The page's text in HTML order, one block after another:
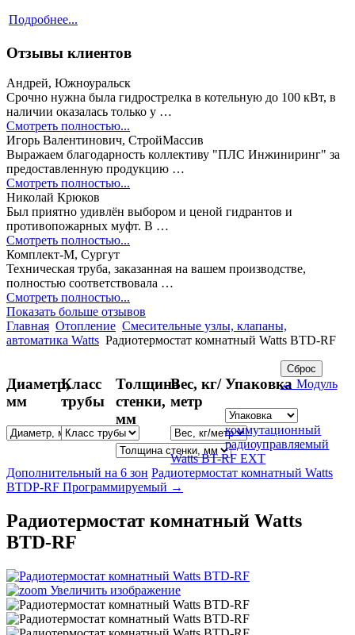
Подробнее...
Отзывы клиентов
Андрей, Южноуральск
Срочно нужна была гидрострелка в котельную до 100 кВт, в
наличии оказалась только у …
Смотреть полностью...
Игорь Валентинович, СтройМассив
Выражаем благодарность коллективу "ПЛС Инжиниринг" за
предоставленную продукцию …
Смотреть полностью...
Николай Крюков
Был приятно удивлён выбором и ценой гидрантов и
противопожарных муфт. В …
Смотреть полностью...
Комплект-М, Сургут
Техническая труба, заказанная на вашем производстве,
полностью соответствовала …
Смотреть полностью...
Показать больше отзывов
Главная Отопление Смесительные узлы, клапаны,
автоматика Watts Радиотермостат комнатный Watts BTD-RF
Диаметр,
мм
Класс
трубы
Толщина
стенки,
мм
Вес, кг/
метр
Упаковка← Модуль
коммутационный
радиоуправляемый
Watts BT-RF EXT
Дополнительный на 6 зон Радиотермостат комнатный Watts
BTDP-RF Программируемый →
Радиотермостат комнатный Watts
BTD-RF
Увеличить изображение